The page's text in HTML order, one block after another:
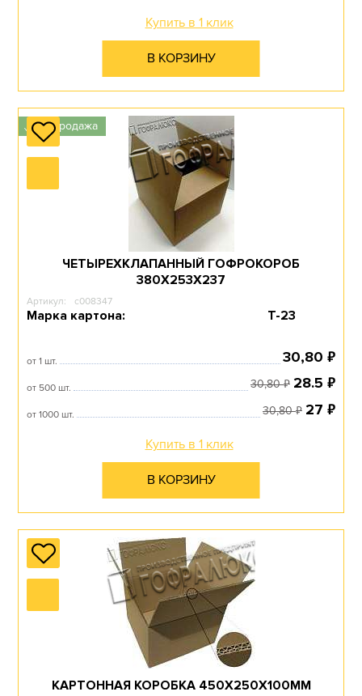
Купить в 1 клик
В КОРЗИНУ
✓ Распродажа
ЧЕТЫРЕХКЛАПАННЫЙ ГОФРОКОРОБ
380Х253Х237
Артикул: c008347
Марка картона: Т-23
от 1 шт. 30,80 ₽
от 500 шт. 30,80₽ 28.5 ₽
от 1000 шт. 30,80₽ 27 ₽
Купить в 1 клик
В КОРЗИНУ
КАРТОННАЯ КОРОБКА 450Х250Х100ММ